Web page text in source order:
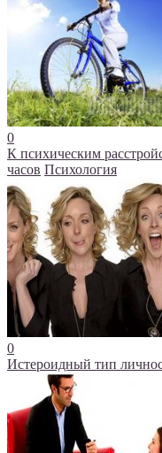
0
К психическим
часов Психология
0
Истероидный тип